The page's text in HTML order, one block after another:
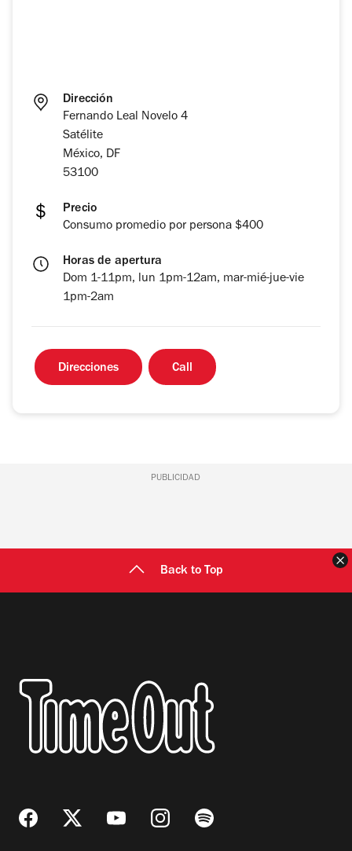
Dirección
Fernando Leal Novelo 4
Satélite
México, DF
53100
Precio
Consumo promedio por persona $400
Horas de apertura
Dom 1-11pm, lun 1pm-12am, mar-mié-jue-vie
1pm-2am
Direcciones Call
PUBLICIDAD
Back to Top